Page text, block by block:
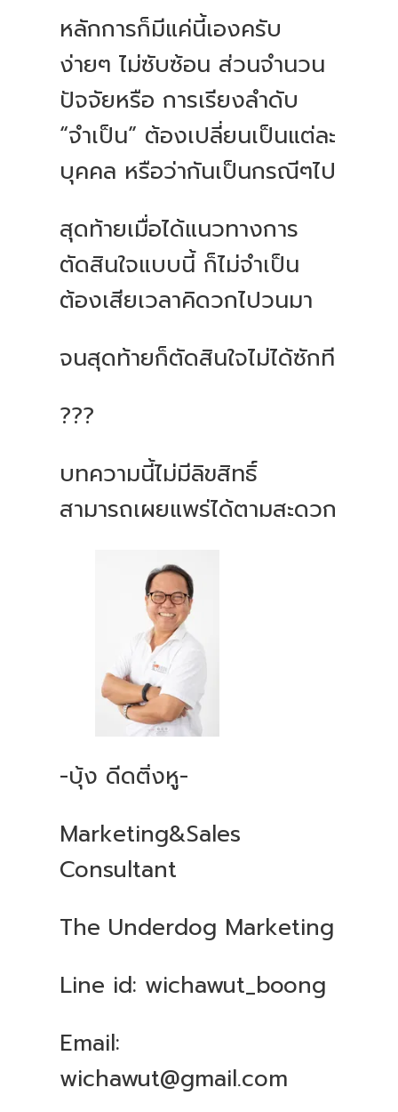
หลักการก็มีแค่นี้เองครับ
ง่ายๆ ไม่ซับซ้อน ส่วนจำนวน
ปัจจัยหรือ การเรียงลำดับ
“จำเป็น” ต้องเปลี่ยนเป็นแต่ละ
บุคคล หรือว่ากันเป็นกรณีๆไป
สุดท้ายเมื่อได้แนวทางการ
ตัดสินใจแบบนี้ ก็ไม่จำเป็น
ต้องเสียเวลาคิดวกไปวนมา
จนสุดท้ายก็ตัดสินใจไม่ได้ซักที
???
บทความนี้ไม่มีลิขสิทธิ์
สามารถเผยแพร่ได้ตามสะดวก
-บุ้ง ดีดติ่งหู-
Marketing&Sales
Consultant
The Underdog Marketing
Line id: wichawut_boong
Email:
wichawut@gmail.com